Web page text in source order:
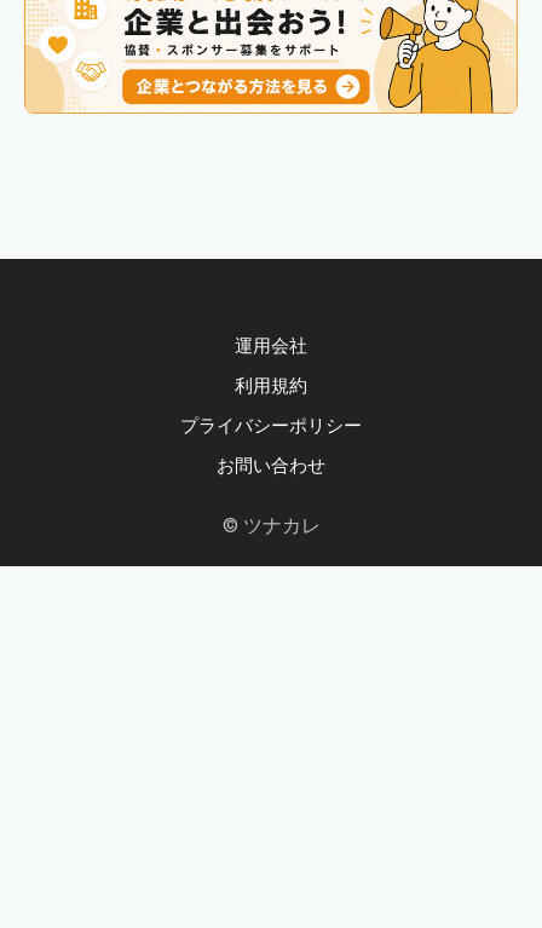
運用会社
利用規約
プライバシーポリシー
お問い合わせ
© ツナカレ